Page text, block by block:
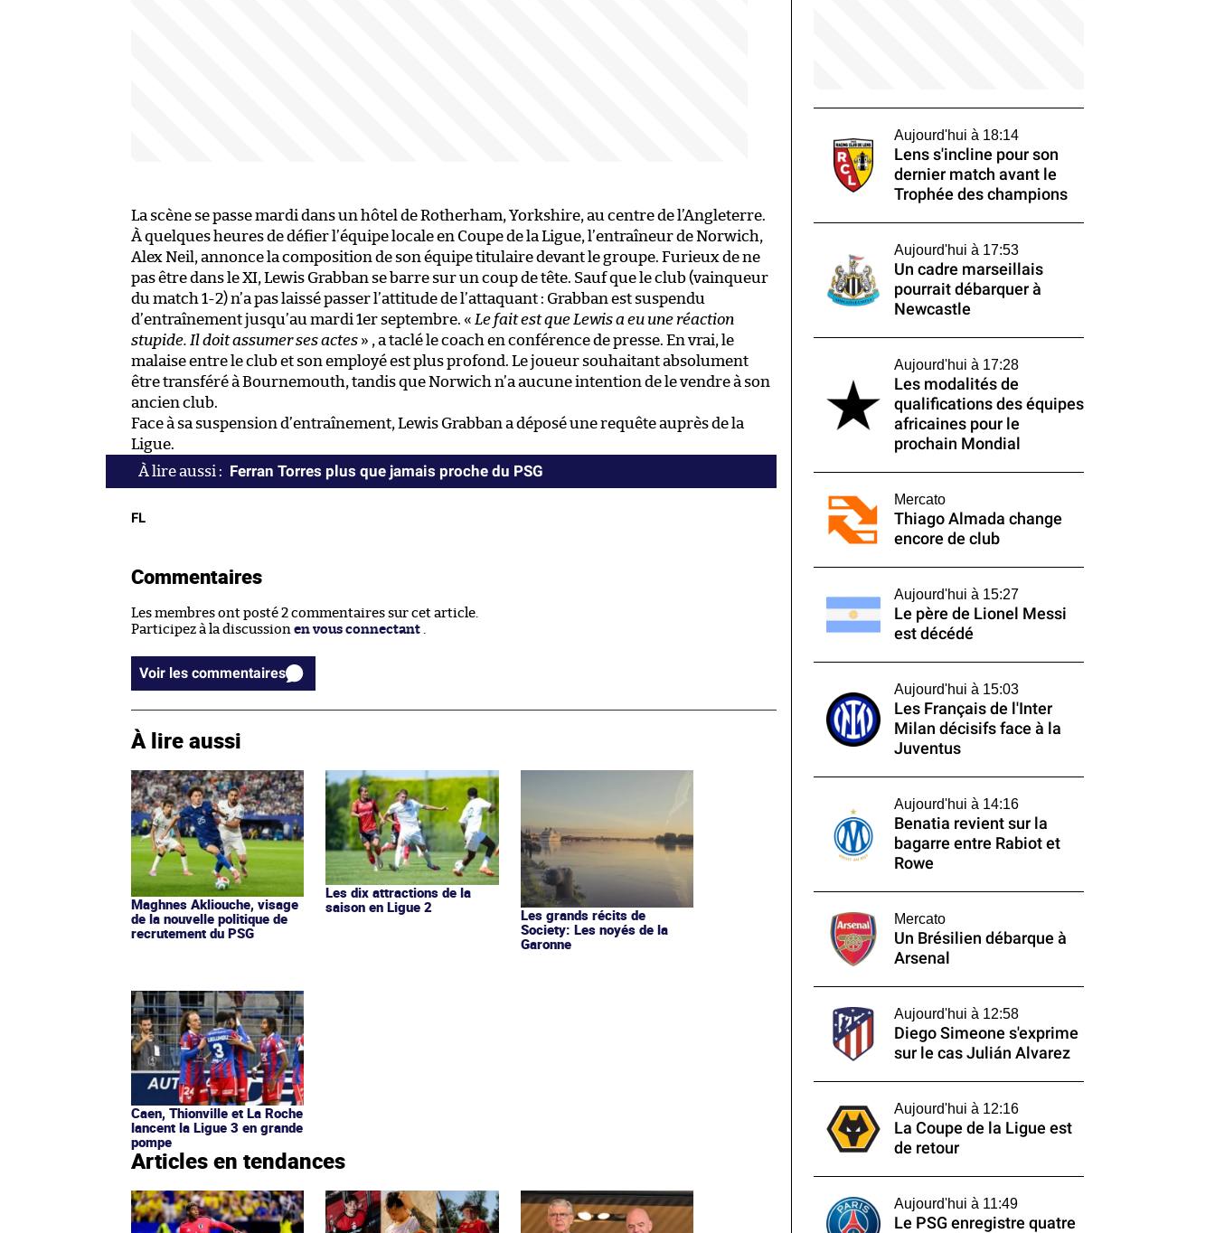
La scène se passe mardi dans un hôtel de Rotherham, Yorkshire, au centre de l’Angleterre.
À quelques heures de défier l’équipe locale en Coupe de la Ligue, l’entraîneur de Norwich,
Alex Neil, annonce la composition de son équipe titulaire devant le groupe. Furieux de ne
pas être dans le XI, Lewis Grabban se barre sur un coup de tête. Sauf que le club (vainqueur
du match 1-2) n’a pas laissé passer l’attitude de l’attaquant : Grabban est suspendu
d’entraînement jusqu’au mardi 1er septembre. « Le fait est que Lewis a eu une réaction
stupide. Il doit assumer ses actes » , a taclé le coach en conférence de presse. En vrai, le
malaise entre le club et son employé est plus profond. Le joueur souhaitant absolument
être transféré à Bournemouth, tandis que Norwich n’a aucune intention de le vendre à son
ancien club.
Face à sa suspension d’entraînement, Lewis Grabban a déposé une requête auprès de la
Ligue.
Ferran Torres plus que jamais proche du PSG
FL
Commentaires
Les membres ont posté 2 commentaires sur cet article.
Participez à la discussion en vous connectant
Voir les commentaires
À lire aussi
Maghnes Akliouche, visage
de la nouvelle politique de
recrutement du PSG
Les dix attractions de la
saison en Ligue 2
Les grands récits de
Society: Les noyés de la
Garonne
Caen, Thionville et La Roche
lancent la Ligue 3 en grande
pompe
Articles en tendances
Aujourd'hui à 18:14
Lens s'incline pour son
dernier match avant le
Trophée des champions
Aujourd'hui à 17:53
Un cadre marseillais
pourrait débarquer à
Newcastle
Aujourd'hui à 17:28
Les modalités de
qualifications des équipes
africaines pour le
prochain Mondial
Mercato
Thiago Almada change
encore de club
Aujourd'hui à 15:27
Le père de Lionel Messi
est décédé
Aujourd'hui à 15:03
Les Français de l'Inter
Milan décisifs face à la
Juventus
Aujourd'hui à 14:16
Benatia revient sur la
bagarre entre Rabiot et
Rowe
Mercato
Un Brésilien débarque à
Arsenal
Aujourd'hui à 12:58
Diego Simeone s'exprime
sur le cas Julián Alvarez
Aujourd'hui à 12:16
La Coupe de la Ligue est
de retour
Aujourd'hui à 11:49
Le PSG enregistre quatre